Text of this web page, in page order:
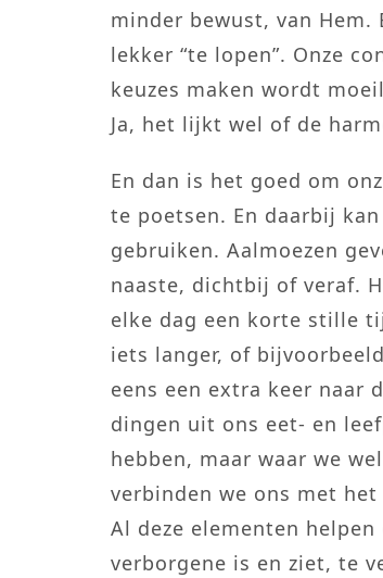
minder bewust, van
lekker “te lopen”. Onze
keuzes maken wordt
Ja, het lijkt wel of de
En dan is het goed om
te poetsen. En daarbij
gebruiken. Aalmoezen
naaste, dichtbij of veraf.
elke dag een korte stille
iets langer, of
eens een extra keer naar
dingen uit ons eet- en
hebben, maar waar we
verbinden we ons met het
Al deze elementen
verborgene is en ziet, te